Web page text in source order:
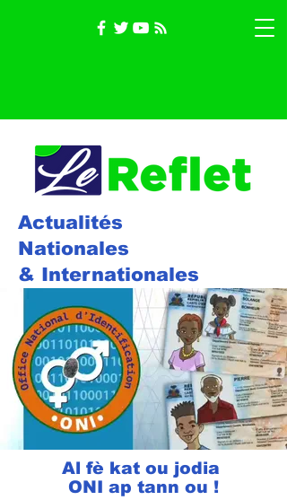
Actualités
Nationales
& Internationales
Al fè kat ou jodia
ONI ap tann ou !